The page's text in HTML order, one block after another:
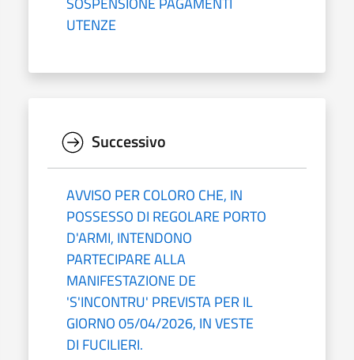
UTENZE
Successivo
AVVISO PER COLORO CHE, IN
POSSESSO DI REGOLARE PORTO
D'ARMI, INTENDONO
PARTECIPARE ALLA
MANIFESTAZIONE DE
'S'INCONTRU' PREVISTA PER IL
GIORNO 05/04/2026, IN VESTE
DI FUCILIERI.